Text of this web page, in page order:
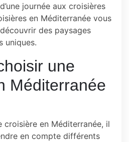
journée aux croisières
en Méditerranée vous
des paysages
uniques.
une
Méditerranée
croisière en Méditerranée, il
en compte différents